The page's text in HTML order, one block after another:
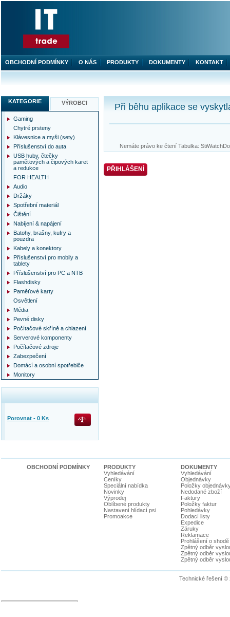
Při běhu aplikace se
Nemáte právo ke čtení Tabulka:
PŘIHLÁŠENÍ
KATEGORIE VÝROBCI
Gaming
Chytré prsteny
Klávesnice a myši (sety)
Příslušenství do auta
USB huby, čtečky
paměťových a čipových karet
a redukce
FOR HEALTH
Audio
Držáky
Spotřební materiál
Čištění
Nabíjení & napájení
Batohy, brašny, kufry a
pouzdra
Kabely a konektory
Příslušenství pro mobily a
tablety
Příslušenství pro PC a NTB
Flashdisky
Paměťové karty
Osvětlení
Média
Pevné disky
Počítačové skříně a chlazení
Serverové komponenty
Počítačové zdroje
Zabezpečení
Domácí a osobní spotřebiče
Monitory
Porovnat - 0 Ks
OBCHODNÍ PODMÍNKY O NÁS PRODUKTY DOKUMENTY KONTAKT
OBCHODNÍ PODMÍNKY
PRODUKTY
Vyhledávání
Ceníky
Speciální nabídka
Novinky
Výprodej
Oblíbené produkty
Nastavení hlídací psi
Promoakce
DOKUMENTY
Vyhledávání
Objednávky
Položky
Nedodané zboží
Faktury
Položky faktur
Pohledávky
Dodací listy
Expedice
Záruky
Reklamace
Prohlášení o shodě
Zpětný odběr
Zpětný odběr
Zpětný odběr
Technické řešení ©